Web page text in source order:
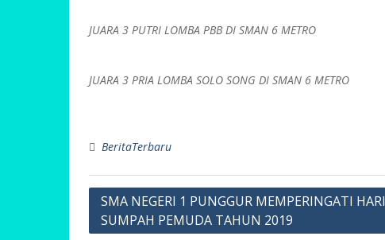
JUARA 3 PUTRI LOMBA PBB DI SMAN 6 METRO
JUARA 3 PRIA LOMBA SOLO SONG DI SMAN 6 METRO
BeritaTerbaru
Navigasi
pos
SMA NEGERI 1 PUNGGUR MEMPERINGATI HARI
SUMPAH PEMUDA TAHUN 2019